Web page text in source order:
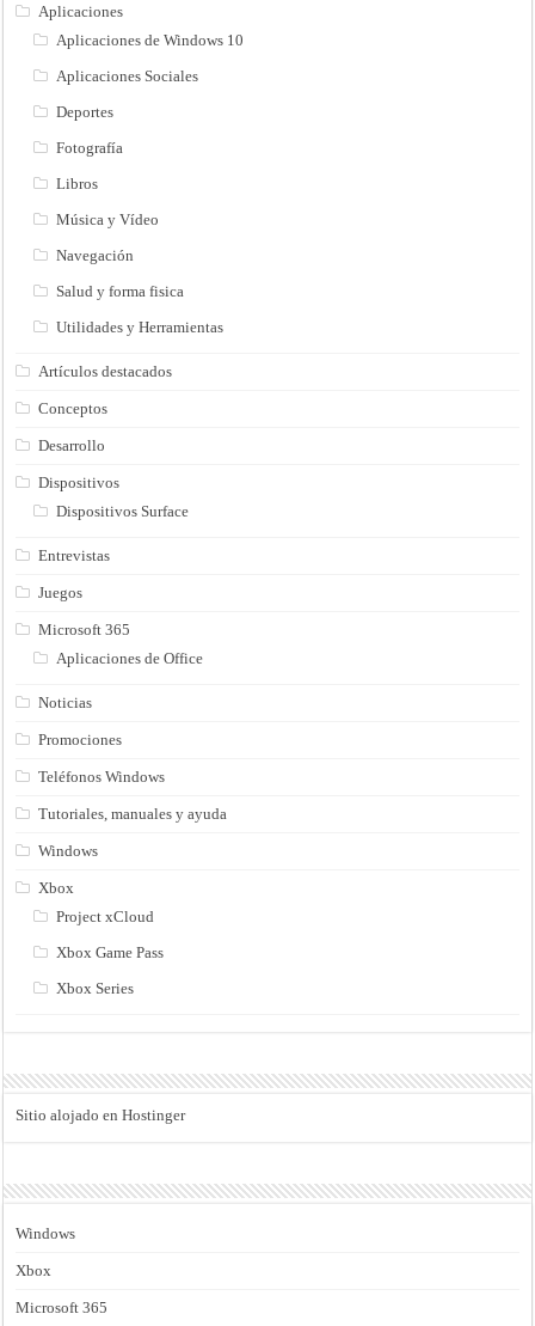
Aplicaciones
Aplicaciones de Windows 10
Aplicaciones Sociales
Deportes
Fotografía
Libros
Música y Vídeo
Navegación
Salud y forma fisica
Utilidades y Herramientas
Artículos destacados
Conceptos
Desarrollo
Dispositivos
Dispositivos Surface
Entrevistas
Juegos
Microsoft 365
Aplicaciones de Office
Noticias
Promociones
Teléfonos Windows
Tutoriales, manuales y ayuda
Windows
Xbox
Project xCloud
Xbox Game Pass
Xbox Series
Sitio alojado en Hostinger
Windows
Xbox
Microsoft 365